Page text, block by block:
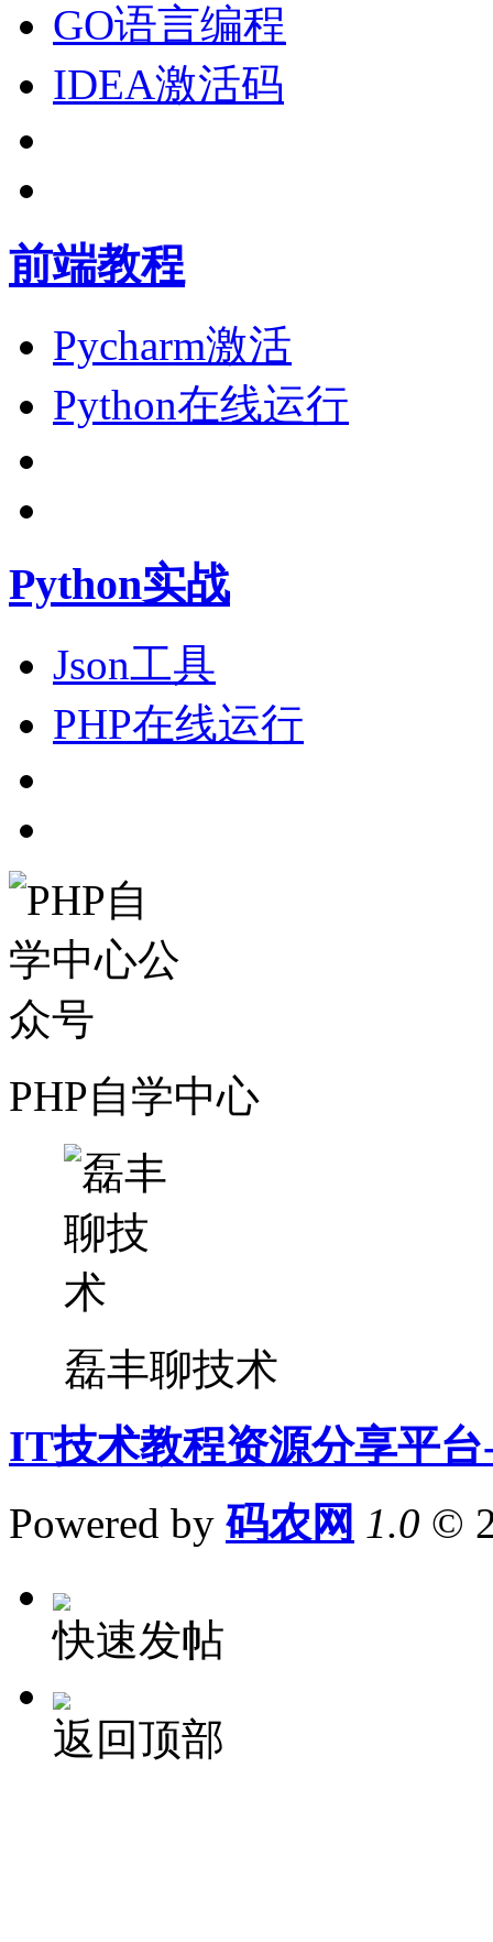
GO语言编程
IDEA激活码
前端教程
Pycharm激活
Python在线运行
Python实战
Json工具
PHP在线运行
PHP自学中心
磊丰聊技术
IT技术教程资源分享平
Powered by 码农网 1.0 ©
快速发帖
返回顶部